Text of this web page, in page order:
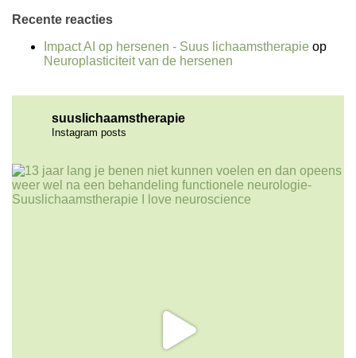
Recente reacties
Impact AI op hersenen - Suus lichaamstherapie op
Neuroplasticiteit van de hersenen
suuslichaamstherapie
Instagram posts